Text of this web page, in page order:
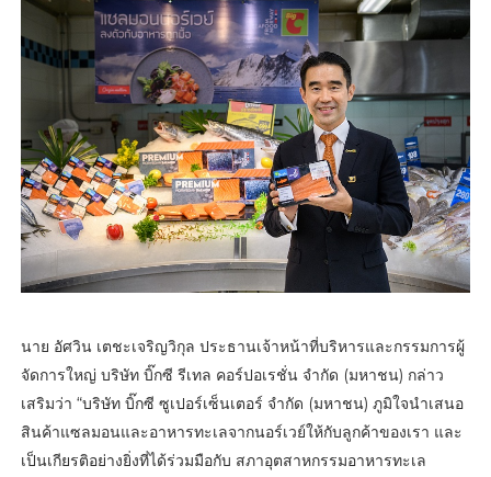
นาย อัศวิน เตชะเจริญวิกุล ประธานเจ้าหน้าที่บริหารและกรรมการผู้
จัดการใหญ่ บริษัท บิ๊กซี รีเทล คอร์ปอเรชั่น จำกัด (มหาชน) กล่าว
เสริมว่า “บริษัท บิ๊กซี ซูเปอร์เซ็นเตอร์ จำกัด (มหาชน) ภูมิใจนำเสนอ
สินค้าแซลมอนและอาหารทะเลจากนอร์เวย์ให้กับลูกค้าของเรา และ
เป็นเกียรติอย่างยิ่งที่ได้ร่วมมือกับ สภาอุตสาหกรรมอาหารทะเล